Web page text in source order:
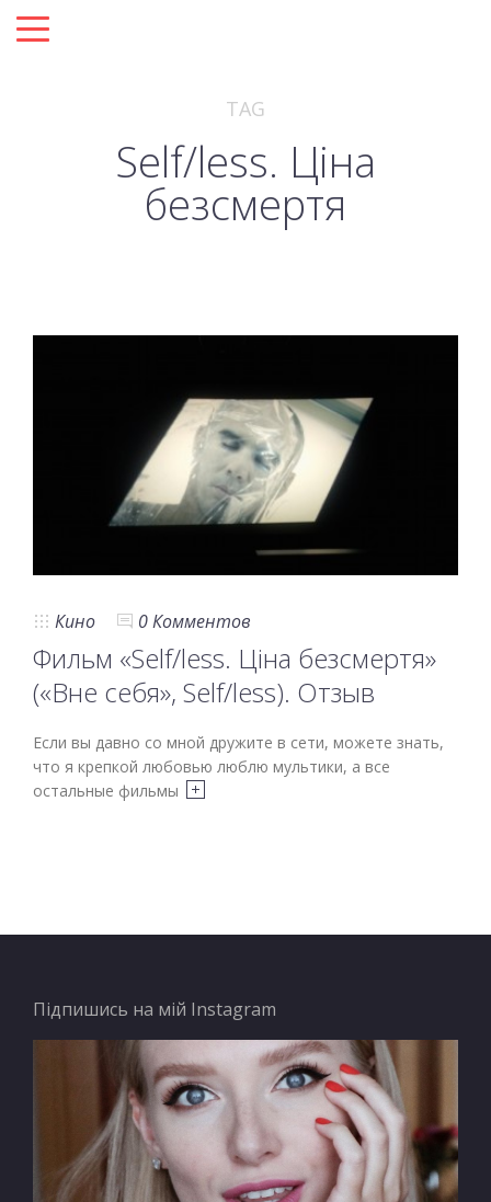
TAG
Self/less. Ціна
безсмертя
Кино 0 Комментов
Фильм «Self/less. Ціна безсмертя»
(«Вне себя», Self/less). Отзыв
Если вы давно со мной дружите в сети, можете знать,
что я крепкой любовью люблю мультики, а все
остальные фильмы
Підпишись на мій Instagram